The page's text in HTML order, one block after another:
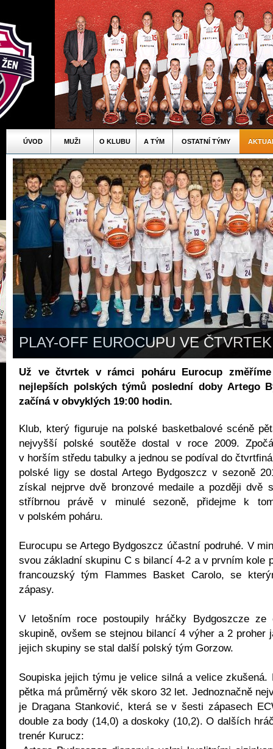
ÚVOD MUŽI O KLUBU A TÝM OSTATNÍ TÝMY
PLAY-OFF EUROCUPU VE ČTVRTEK
Už ve čtvrtek v rámci poháru Eurocup
nejlepších polských týmů poslední doby Artego
začíná v obvyklých 19:00 hodin.
Klub, který figuruje na polské basketbalové scéně
nejvyšší polské soutěže dostal v roce 2009.
v horším středu tabulky a jednou se podíval do
polské ligy se dostal Artego Bydgoszcz v sezoně
získal nejprve dvě bronzové medaile a později dvě
stříbrnou právě v minulé sezoně, přidejme k
v polském poháru.
Eurocupu se Artego Bydgoszcz účastní podruhé. V
svou základní skupinu C s bilancí 4-2 a v prvním kole
francouzský tým Flammes Basket Carolo, se
zápasy.
V letošním roce postoupily hráčky Bydgoszcze ze
skupině, ovšem se stejnou bilancí 4 výher a 2 proher
jejich skupiny se stal další polský tým Gorzow.
Soupiska jejich týmu je velice silná a velice zkušená.
pětka má průměrný věk skoro 32 let. Jednoznačně
je Dragana Stanković, která se v šesti zápasech
double za body (14,0) a doskoky (10,2). O dalších
trenér Kurucz: